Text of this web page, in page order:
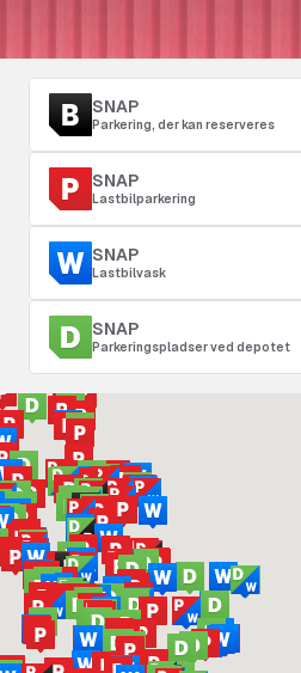
SNAP
Parkering, der kan reserveres
SNAP
Lastbilparkering
SNAP
Lastbilvask
SNAP
Parkeringspladser ved depotet